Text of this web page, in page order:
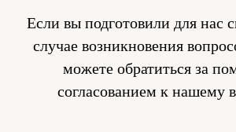
Если вы подготовили для нас
случае возникновения
можете обратиться за
согласованием к нашему